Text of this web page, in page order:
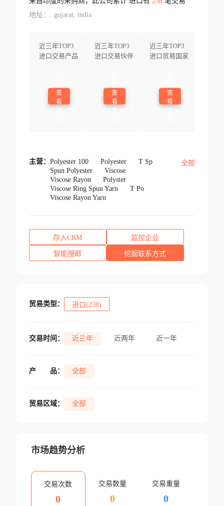
地址：, gujarat, india
近三年TOP3
进口交易产品
查
看
近三年TOP3
进口交易伙伴
查
看
近三年TOP3
进口贸易国家
查
看
主营： Polyester 100 Polyester
T Sp
Spun Polyester
Viscose
Viscose Rayon
Polyster
Viscose Ring Spun Yarn
T Po
Viscose Rayon Yarn
全部
存入CRM 监控企业
智能搜邮 挖掘联系方式
贸易类型： 进口(238)
交易时间： 近三年 近两年 近一年
产 品： 全部
贸易区域： 全部
市场趋势分析
交易次数
0
交易数量
0
交易重量
0